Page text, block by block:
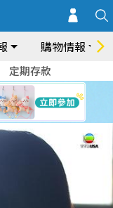
購物情報
定期存款